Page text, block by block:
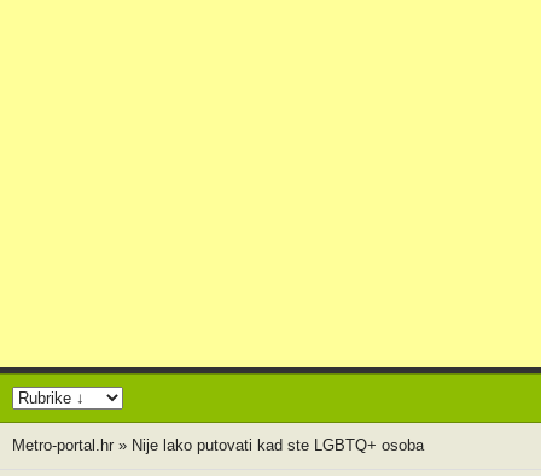
Metro-portal.hr » Nije lako putovati kad ste LGBTQ+ osoba